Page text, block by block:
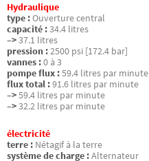
Hydraulique
type :Ouverture central
capacité :34.4 litres
–>37.1 litres
pression :2500 psi [172.4 bar]
vannes :0 à 3
pompe flux :59.4 litres par minute
flux total :91.6 litres par minute
–>59.4 litres par minute
–>32.2 litres par minute
électricité
terre : Nétagif à la terre
système de charge :Alternateur